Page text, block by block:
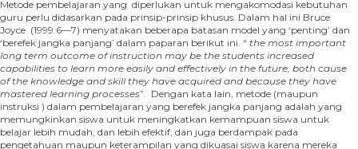
Metode pembelajaran yang diperlukan untuk mengakomodasi kebutuhan
guru perlu didasarkan pada prinsip-prinsip khusus. Dalam hal ini Bruce
Joyce (1999:6—7) menyatakan beberapa batasan model yang ‘penting’ dan
‘berefek jangka panjang’ dalam paparan berikut ini. “ the most important
long term outcome of instruction may be the students increased
capabilities to learn more easily and effectively in the future, both cause
of the knowledge and skill they have acquired and because they have
mastered learning processes”. Dengan kata lain, metode (maupun
instruksi ) dalam pembelajaran yang berefek jangka panjang adalah yang
memungkinkan siswa untuk meningkatkan kemampuan siswa untuk
belajar lebih mudah, dan lebih efektif, dan juga berdampak pada
pengetahuan maupun keterampilan yang dikuasai siswa karena mereka